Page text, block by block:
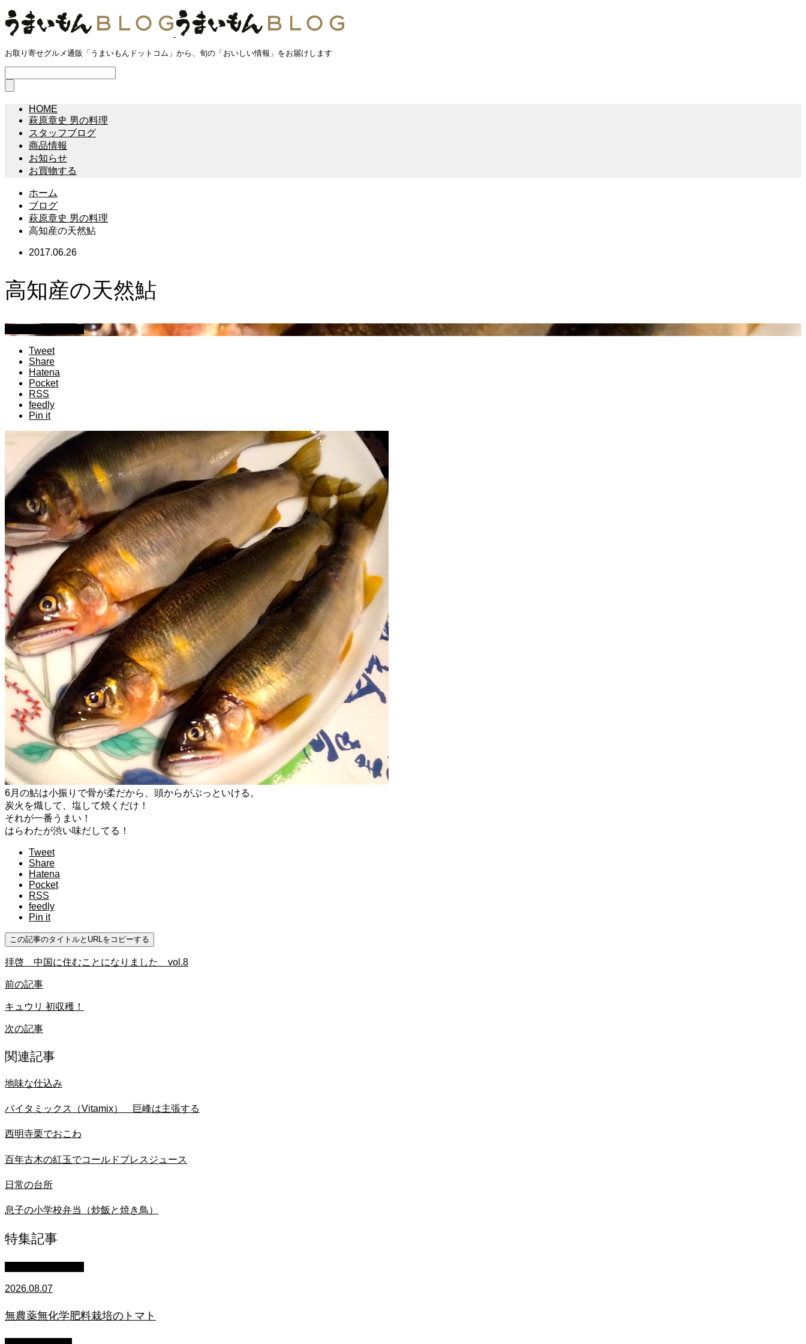
お取り寄せグルメ通販「うまいもんドットコム」から、旬の「おいしい情報」をお届けします
HOME
萩原章史 男の料理
スタッフブログ
商品情報
お知らせ
お買物する
ホーム
ブログ
萩原章史 男の料理
高知産の天然鮎
2017.06.26
高知産の天然鮎
Tweet
Share
Hatena
Pocket
RSS
feedly
Pin it
6月の鮎は小振りで骨が柔だから、頭からがぶっといける。
炭火を熾して、塩して焼くだけ！
それが一番うまい！
はらわたが渋い味だしてる！
Tweet
Share
Hatena
Pocket
RSS
feedly
Pin it
この記事のタイトルとURLをコピーする
拝啓 中国に住むことになりました vol.8
前の記事
キュウリ 初収穫！
次の記事
関連記事
地味な仕込み
バイタミックス（Vitamix） 巨峰は主張する
西明寺栗でおこわ
百年古木の紅玉でコールドプレスジュース
日常の台所
息子の小学校弁当（炒飯と焼き鳥）
特集記事
2026.08.07
無農薬無化学肥料栽培のトマト